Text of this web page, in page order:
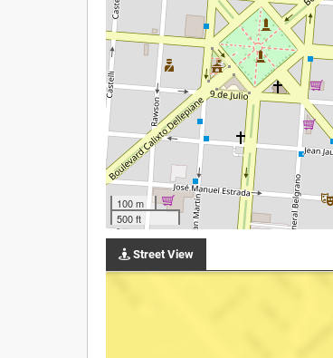
100 m
500 ft
Street View